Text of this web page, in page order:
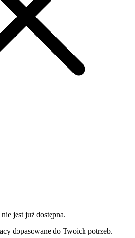
jest już dostępna.
dopasowane do Twoich potrzeb.